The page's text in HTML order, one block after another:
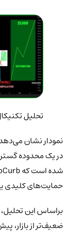
تحلیل
در یک محدوده
حمایت‌های کلیدی
براساس این
ضعیف‌تر از بازار،